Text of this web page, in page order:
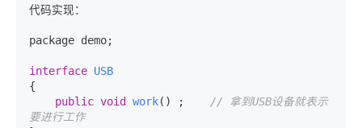
代码实现：
package demo;
interface USB
{
public void work() ;
// 拿到USB设备就表示
要进行工作